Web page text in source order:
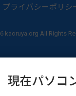
プライバシーポリシ
kaoruya.org All Rights
現在パソコ